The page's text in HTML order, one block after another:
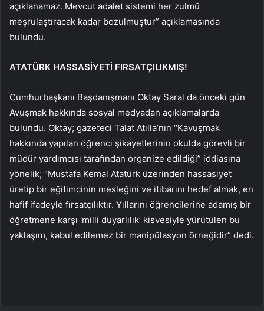
açıklanamaz. Mevcut adalet sistemi her zulmü
meşrulaştıracak kadar bozulmuştur” açıklamasında
bulundu.
ATATÜRK HASSASİYETİ FIRSATÇILIKMIŞ!
Cumhurbaşkanı Başdanışmanı Oktay Saral da önceki gün
Avuşmak hakkında sosyal medyadan açıklamalarda
bulundu. Oktay; gazeteci Talat Atilla’nın “Kavuşmak
hakkında yapılan öğrenci şikayetlerinin okulda görevli bir
müdür yardımcısı tarafından organize edildiği” iddiasına
yönelik; “Mustafa Kemal Atatürk üzerinden hassasiyet
üretip bir eğitimcinin mesleğini ve itibarını hedef almak, en
hafif ifadeyle fırsatçılıktır. Yıllarını öğrencilerine adamış bir
öğretmene karşı ‘milli duyarlılık’ kisvesiyle yürütülen bu
yaklaşım, kabul edilemez bir manipülasyon örneğidir” dedi.